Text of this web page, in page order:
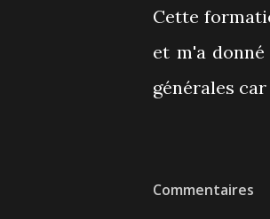
Cette
et m'a
générales
Commentaires